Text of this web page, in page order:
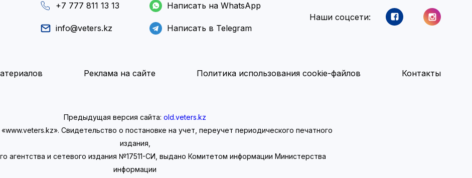
+7 777 811 13 13
info@veters.kz
Написать на WhatsApp
Написать в Telegram
Наши соцсети:
Реклама на сайте Политика использования cookie-файлов Контакты
Предыдущая версия сайта: old.veters.kz
Свидетельство о постановке на учет, переучет периодического печатного
издания,
агентства и сетевого издания №17511-СИ, выдано Комитетом информации Министерства
информации